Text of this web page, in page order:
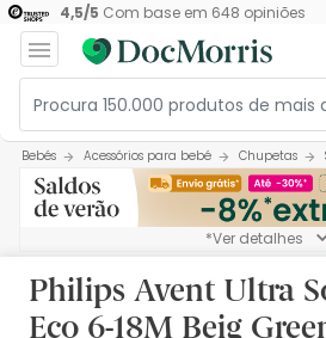
4,5/5 Com base em 648 opiniões
Bebés Acessórios para bebé Chupetas
*Ver detalhes
Philips Avent Ultra
Eco 6-18M Beig